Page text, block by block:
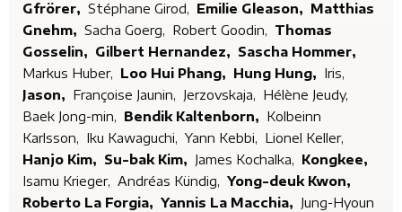
Gfrörer, Stéphane Girod, Emilie Gleason, Matthias
Gnehm, Sacha Goerg, Robert Goodin, Thomas
Gosselin, Gilbert Hernandez, Sascha Hommer,
Markus Huber, Loo Hui Phang, Hung Hung, Iris,
Jason, Françoise Jaunin, Jerzovskaja, Hélène Jeudy,
Baek Jong-min, Bendik Kaltenborn, Kolbeinn
Karlsson, Iku Kawaguchi, Yann Kebbi, Lionel Keller,
Hanjo Kim, Su-bak Kim, James Kochalka, Kongkee,
Isamu Krieger, Andréas Kündig, Yong-deuk Kwon,
Roberto La Forgia, Yannis La Macchia, Jung-Hyoun